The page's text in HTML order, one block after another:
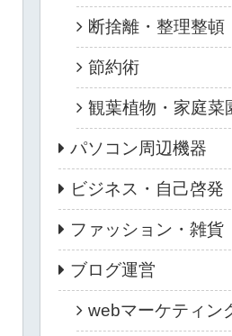
断捨離・整理整頓
節約術
観葉植物・家庭菜
パソコン周辺機器
ビジネス・自己啓発
ファッション・雑貨
ブログ運営
webマーケティン